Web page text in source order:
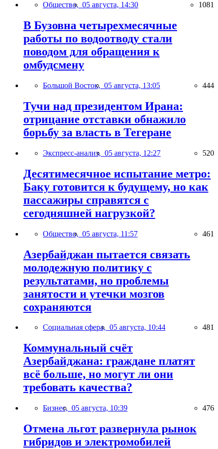
Общество, 05 августа, 14:30 1081
В Бузовна четырехмесячные
работы по водоотводу стали
поводом для обращения к
омбудсмену
Большой Восток, 05 августа, 13:05 444
Тучи над президентом Ирана:
отрицание отставки обнажило
борьбу за власть в Тегеране
Экспресс-анализ, 05 августа, 12:27 520
Десятимесячное испытание метро:
Баку готовится к будущему, но как
пассажиры справятся с
сегодняшней нагрузкой?
Общество, 05 августа, 11:57 461
Азербайджан пытается связать
молодежную политику с
результатами, но проблемы
занятости и утечки мозгов
сохраняются
Социальная сфера, 05 августа, 10:44 481
Коммунальный счёт
Азербайджана: граждане платят
всё больше, но могут ли они
требовать качества?
Бизнес, 05 августа, 10:39 476
Отмена льгот развернула рынок
гибридов и электромобилей